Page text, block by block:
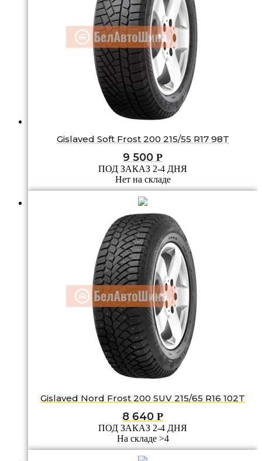
Gislaved Soft Frost 200 215/55 R17 98T
9 500 Р
ПОД ЗАКАЗ 2-4 ДНЯ
Нет на складе
Gislaved Nord Frost 200 SUV 215/65 R16 102T
8 640 Р
ПОД ЗАКАЗ 2-4 ДНЯ
На складе >4